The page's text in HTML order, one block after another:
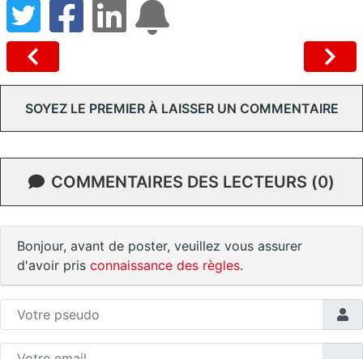
SOYEZ LE PREMIER À LAISSER UN COMMENTAIRE
COMMENTAIRES DES LECTEURS (0)
Bonjour, avant de poster, veuillez vous assurer
d'avoir pris connaissance des règles.